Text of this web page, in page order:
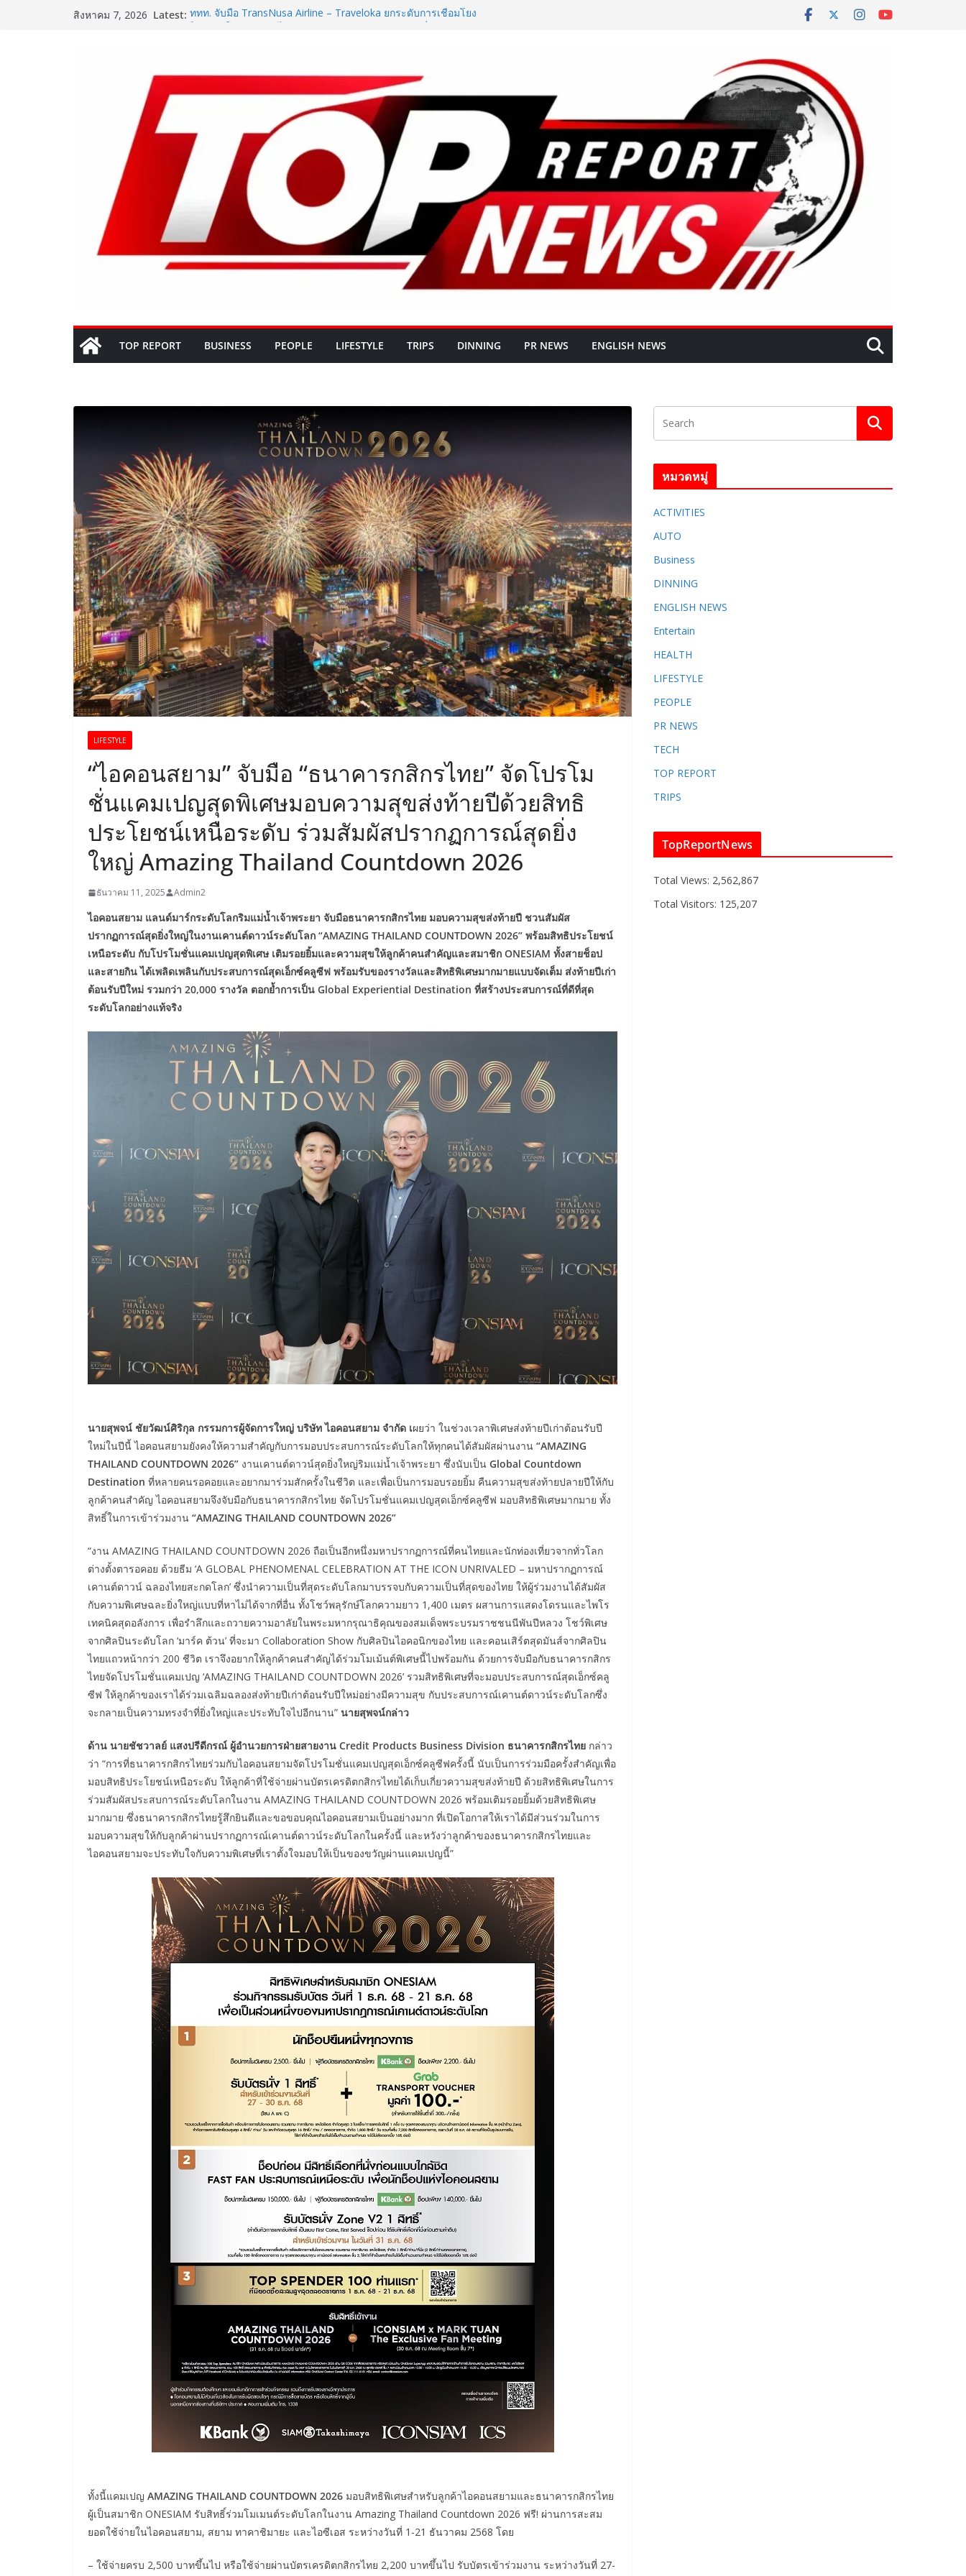
สิงหาคม 7, 2026 Latest: ททท. จับมือ TransNusa Airline – Traveloka ยกระดับการเชื่อมโยง
Team Thailand รุกตลาดอินเดียใต้–ศรีลังกา มุ่งยกระดับไทยสู่ Top
of Mind Destination พร้อมเร่งกระตุ้นการเดินทางของนักท่องเที่ยว
เปิดตัวเทคโนโลยีเพื่อเด็ก LD ในงาน NCPD 2026 “ทองก้อนใหญ่”
ชูนวัตกรรมช่วยงานแพทย์และนักฟื้นฟู
SME D Bank ผนึกกำลัง สถาบันอาหาร เปิดตัว “FOODNext SME
D Navigator” ชูยุทธศาสตร์ “แหล่งทุนคู่องค์ความรู้” ติดปีก SME
อาหารไทยแข่งขันได้ในเวทีโลก
One Bangkok เติมสีสันแห่งการใช้ชีวิตรับฤดูกาลใหม่ ผ่าน
แคมเปญ “One Bangkok Palette of the New Season” เปิด
ประสบการณ์การใช้ชีวิตที่ครบครัน พร้อมสิทธิพิเศษรวมมูลค่ากว่า
8.9 ล้านบาท
TOP REPORT BUSINESS PEOPLE LIFESTYLE TRIPS DINNING PR NEWS ENGLISH​ NEWS
LIFESTYLE
“ไอคอนสยาม” จับมือ “ธนาคารกสิกรไทย” จัดโปรโม
ชั่นแคมเปญสุดพิเศษมอบความสุขส่งท้ายปีด้วยสิทธิ
ประโยชน์เหนือระดับ ร่วมสัมผัสปรากฏการณ์สุดยิ่ง
ใหญ่ Amazing Thailand Countdown 2026
ธันวาคม 11, 2025 Admin2
ไอคอนสยาม แลนด์มาร์กระดับโลกริมแม่น้ำเจ้าพระยา จับมือธนาคารกสิกรไทย มอบความสุขส่งท้ายปี ชวนสัมผัส
ปรากฏการณ์สุดยิ่งใหญ่ในงานเคานต์ดาวน์ระดับโลก “AMAZING THAILAND COUNTDOWN 2026” พร้อมสิทธิประโยชน์
เหนือระดับ กับโปรโมชั่นแคมเปญสุดพิเศษ เติมรอยยิ้มและความสุขให้ลูกค้าคนสำคัญและสมาชิก ONESIAM ทั้งสายช็อป
และสายกิน ได้เพลิดเพลินกับประสบการณ์สุดเอ็กซ์คลูซีฟ พร้อมรับของรางวัลและสิทธิพิเศษมากมายแบบจัดเต็ม ส่งท้ายปีเก่า
ต้อนรับปีใหม่ รวมกว่า 20,000 รางวัล ตอกย้ำการเป็น Global Experiential Destination ที่สร้างประสบการณ์ที่ดีที่สุด
ระดับโลกอย่างแท้จริง
นายสุพจน์ ชัยวัฒน์ศิริกุล กรรมการผู้จัดการใหญ่ บริษัท ไอคอนสยาม จำกัด เผยว่า ในช่วงเวลาพิเศษส่งท้ายปีเก่าต้อนรับปี
ใหม่ในปีนี้ ไอคอนสยามยังคงให้ความสำคัญกับการมอบประสบการณ์ระดับโลกให้ทุกคนได้สัมผัสผ่านงาน “AMAZING
THAILAND COUNTDOWN 2026” งานเคานต์ดาวน์สุดยิ่งใหญ่ริมแม่น้ำเจ้าพระยา ซึ่งนับเป็น Global Countdown
Destination ที่หลายคนรอคอยและอยากมาร่วมสักครั้งในชีวิต และเพื่อเป็นการมอบรอยยิ้ม คืนความสุขส่งท้ายปลายปีให้กับ
ลูกค้าคนสำคัญ ไอคอนสยามจึงจับมือกับธนาคารกสิกรไทย จัดโปรโมชั่นแคมเปญสุดเอ็กซ์คลูซีฟ มอบสิทธิพิเศษมากมาย ทั้ง
สิทธิ์ในการเข้าร่วมงาน “AMAZING THAILAND COUNTDOWN 2026”
“งาน AMAZING THAILAND COUNTDOWN 2026 ถือเป็นอีกหนึ่งมหาปรากฏการณ์ที่คนไทยและนักท่องเที่ยวจากทั่วโลก
ต่างตั้งตารอคอย ด้วยธีม ‘A GLOBAL PHENOMENAL CELEBRATION AT THE ICON UNRIVALED – มหาปรากฏการณ์
เคานต์ดาวน์ ฉลองไทยสะกดโลก’ ซึ่งนำความเป็นที่สุดระดับโลกมาบรรจบกับความเป็นที่สุดของไทย ให้ผู้ร่วมงานได้สัมผัส
กับความพิเศษฉละยิ่งใหญ่แบบที่หาไม่ได้จากที่อื่น ทั้งโชว์พลุรักษ์โลกความยาว 1,400 เมตร ผสานการแสดงโดรนและไพโร
เทคนิคสุดอลังการ เพื่อรำลึกและถวายความอาลัยในพระมหากรุณาธิคุณของสมเด็จพระบรมราชชนนีพันปีหลวง โชว์พิเศษ
จากศิลปินระดับโลก ‘มาร์ค ต้วน’ ที่จะมา Collaboration Show กับศิลปินไอคอนิกของไทย และคอนเสิร์ตสุดมันส์จากศิลปิน
ไทยแถวหน้ากว่า 200 ชีวิต เราจึงอยากให้ลูกค้าคนสำคัญได้ร่วมโมเม้นต์พิเศษนี้ไปพร้อมกัน ด้วยการจับมือกับธนาคารกสิกร
ไทยจัดโปรโมชั่นแคมเปญ ‘AMAZING THAILAND COUNTDOWN 2026’ รวมสิทธิพิเศษที่จะมอบประสบการณ์สุดเอ็กซ์คลู
ซีฟ ให้ลูกค้าของเราได้ร่วมเฉลิมฉลองส่งท้ายปีเก่าต้อนรับปีใหม่อย่างมีความสุข กับประสบการณ์เคานต์ดาวน์ระดับโลกซึ่ง
จะกลายเป็นความทรงจำที่ยิ่งใหญ่และประทับใจไปอีกนาน” นายสุพจน์กล่าว
ด้าน นายชัชวาลย์ แสงปรีดีกรณ์ ผู้อำนวยการฝ่ายสายงาน Credit Products Business Division ธนาคารกสิกรไทย กล่าว
ว่า “การที่ธนาคารกสิกรไทยร่วมกับไอคอนสยามจัดโปรโมชั่นแคมเปญสุดเอ็กซ์คลูซีฟครั้งนี้ นับเป็นการร่วมมือครั้งสำคัญเพื่อ
มอบสิทธิประโยชน์เหนือระดับ ให้ลูกค้าที่ใช้จ่ายผ่านบัตรเครดิตกสิกรไทยได้เก็บเกี่ยวความสุขส่งท้ายปี ด้วยสิทธิพิเศษในการ
ร่วมสัมผัสประสบการณ์ระดับโลกในงาน AMAZING THAILAND COUNTDOWN 2026 พร้อมเติมรอยยิ้มด้วยสิทธิพิเศษ
มากมาย ซึ่งธนาคารกสิกรไทยรู้สึกยินดีและขอขอบคุณไอคอนสยามเป็นอย่างมาก ที่เปิดโอกาสให้เราได้มีส่วนร่วมในการ
มอบความสุขให้กับลูกค้าผ่านปรากฏการณ์เคานต์ดาวน์ระดับโลกในครั้งนี้ และหวังว่าลูกค้าของธนาคารกสิกรไทยและ
ไอคอนสยามจะประทับใจกับความพิเศษที่เราตั้งใจมอบให้เป็นของขวัญผ่านแคมเปญนี้”
ทั้งนี้แคมเปญ AMAZING THAILAND COUNTDOWN 2026 มอบสิทธิพิเศษสำหรับลูกค้าไอคอนสยามและธนาคารกสิกรไทย
ผู้เป็นสมาชิก ONESIAM รับสิทธิ์ร่วมโมเมนต์ระดับโลกในงาน Amazing Thailand Countdown 2026 ฟรี! ผ่านการสะสม
ยอดใช้จ่ายในไอคอนสยาม, สยาม ทาคาชิมายะ และไอซีเอส ระหว่างวันที่ 1-21 ธันวาคม 2568 โดย
– ใช้จ่ายครบ 2,500 บาทขึ้นไป หรือใช้จ่ายผ่านบัตรเครดิตกสิกรไทย 2,200 บาทขึ้นไป รับบัตรเข้าร่วมงาน ระหว่างวันที่ 27-
หมวดหมู่
ACTIVITIES
AUTO
Business
DINNING
ENGLISH​ NEWS
Entertain
HEALTH
LIFESTYLE
PEOPLE
PR NEWS
TECH
TOP REPORT
TRIPS
TopReportNews
Total Views: 2,562,867
Total Visitors: 125,207